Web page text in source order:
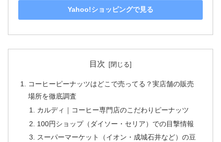
Yahoo!ショッピングで見る
目次
コーヒーピーナッツはどこで売ってる？実店舗の販売
場所を徹底調査
カルディ｜コーヒー専門店のこだわりピーナッツ
100円ショップ（ダイソー・セリア）での目撃情報
スーパーマーケット（イオン・成城石井など）の豆